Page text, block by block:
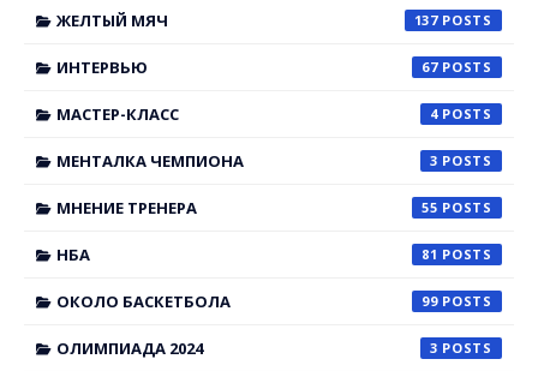
ЖЕЛТЫЙ МЯЧ 137
ИНТЕРВЬЮ 67
МАСТЕР-КЛАСС 4
МЕНТАЛКА ЧЕМПИОНА 3
МНЕНИЕ ТРЕНЕРА 55
НБА 81
ОКОЛО БАСКЕТБОЛА 99
ОЛИМПИАДА 2024 3